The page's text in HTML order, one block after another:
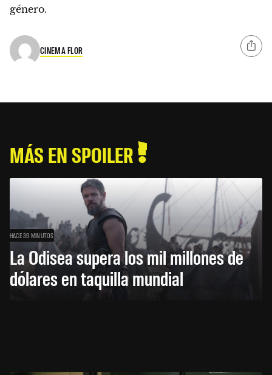
género.
CINEMA FLOR
MÁS EN SPOILER
HACE 39 MINUTOS
La Odisea supera los mil millones de
dólares en taquilla mundial